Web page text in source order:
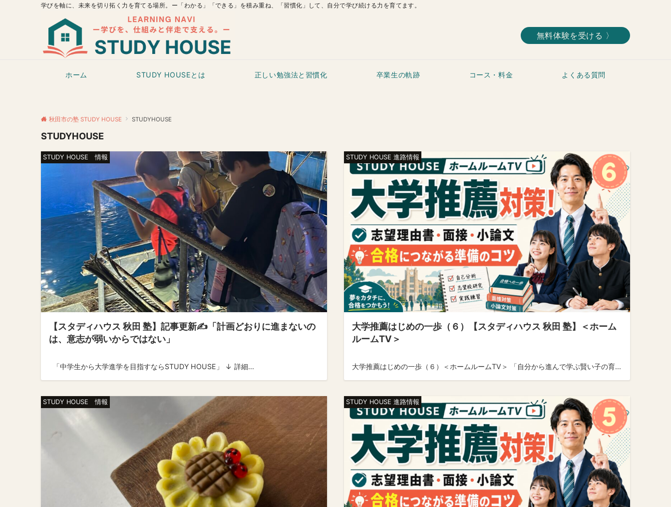
学びを軸に、未来を切り拓く力を育てる場所。ー「わかる」「できる」を積み重ね、「習慣化」して、自分で学び続ける力を育てます。
無料体験を受ける 〉
ホーム STUDY HOUSEとは 正しい勉強法と習慣化 卒業生の軌跡 コース・料金 よくある質問
秋田市の塾 STUDY HOUSE STUDYHOUSE
STUDYHOUSE
STUDY HOUSE 情報
【スタディハウス 秋田 塾】記事更新✍️「計画どおりに進まないの
は、意志が弱いからではない」
「中学生から大学進学を目指すならSTUDY HOUSE」 ↓ 詳細...
STUDY HOUSE 進路情報
大学推薦はじめの一歩（６）【スタディハウス 秋田 塾】＜ホーム
ルームTV＞
大学推薦はじめの一歩（６）＜ホームルームTV＞ 「自分から進んで学ぶ賢い子の育...
STUDY HOUSE 情報 STUDY HOUSE 進路情報